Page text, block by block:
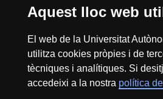
Aquest lloc web
El web de la Universitat
utilitza cookies pròpies i de
tècniques i analítiques. Si
accedeixi a la nostra política